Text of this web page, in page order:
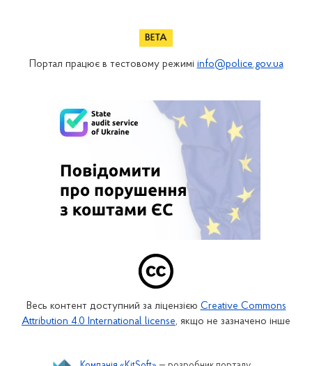
Портал працює в тестовому режимі info@police.gov.ua
Весь контент доступний за ліцензією Creative Commons
Attribution 4.0 International license, якщо не зазначено інше